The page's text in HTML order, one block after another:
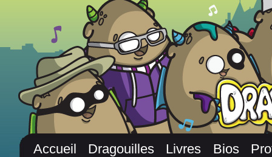
Accueil Dragouilles Livres Bios